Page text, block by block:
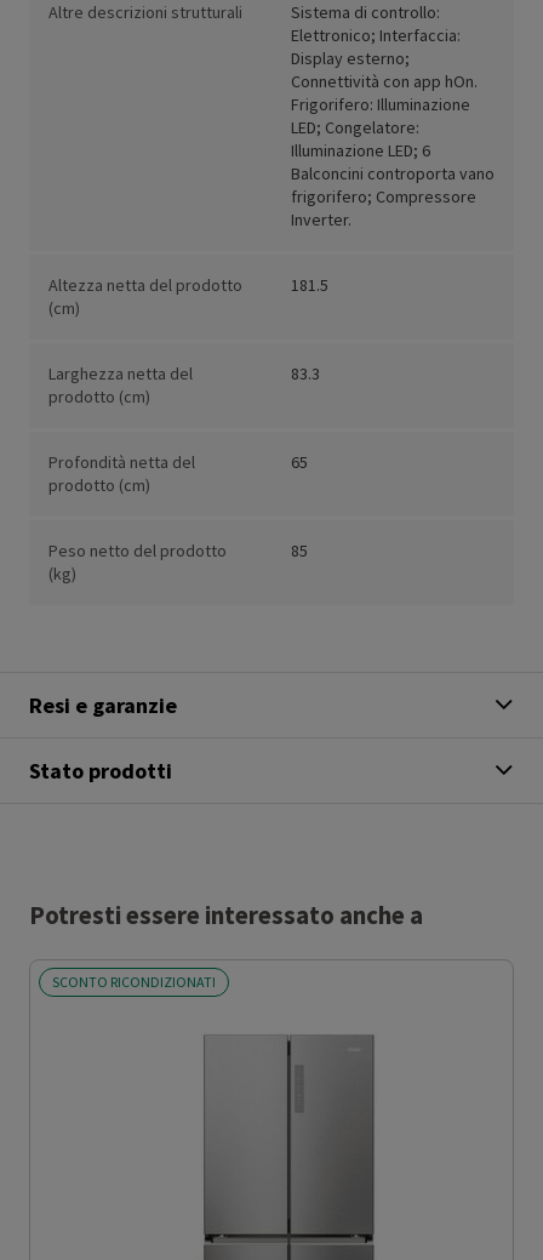
Altre descrizioni strutturali
Sistema di controllo:
Elettronico; Interfaccia:
Display esterno;
Connettività con app hOn.
Frigorifero: Illuminazione
LED; Congelatore:
Illuminazione LED; 6
Balconcini controporta vano
frigorifero; Compressore
Inverter.
Altezza netta del prodotto
(cm)
181.5
Larghezza netta del
prodotto (cm)
83.3
Profondità netta del
prodotto (cm)
65
Peso netto del prodotto
(kg)
85
Resi e garanzie
Stato prodotti
Potresti essere interessato anche a
SCONTO RICONDIZIONATI